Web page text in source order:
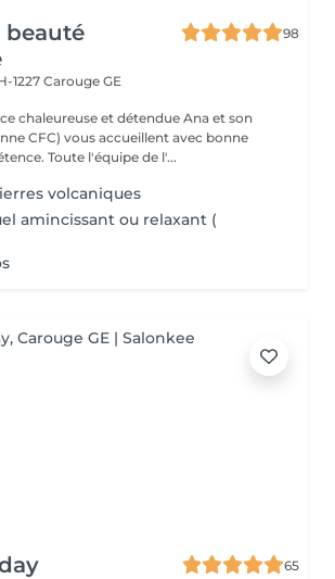
98
1227 Carouge GE
chaleureuse et détendue Ana et son
CFC) vous accueillent avec bonne
Toute l'équipe de l'...
volcaniques
amincissant ou relaxant (
65